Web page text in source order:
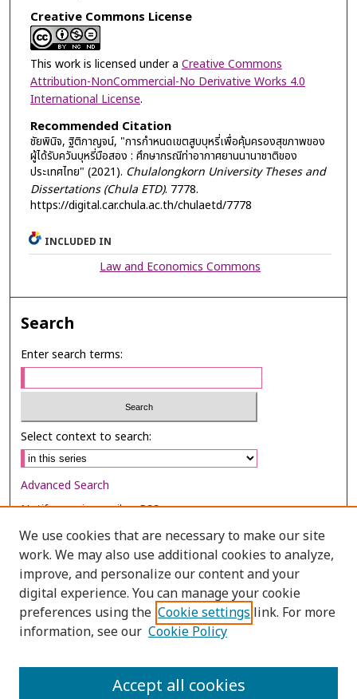
Creative Commons License
This work is licensed under a Creative Commons
Attribution-NonCommercial-No Derivative Works 4.0
International License.
Recommended Citation
ชัยพินิจ, ฐิติกาญจน์, "การกำหนดเขตสูบบุหรี่เพื่อคุ้มครองสุขภาพของ
ผู้ได้รับควันบุหรี่มือสอง : ศึกษากรณีท่าอากาศยานนานาชาติของ
ประเทศไทย" (2021). Chulalongkorn University Theses and
Dissertations (Chula ETD). 7778.
https://digital.car.chula.ac.th/chulaetd/7778
INCLUDED IN
Law and Economics Commons
Search
Enter search terms:
Select context to search:
Advanced Search
Notify me via email orRSS
Browse
Collections
Disciplines
Authors
We use cookies that are necessary to make our site
work. We may also use additional cookies to analyze,
improve, and personalize our content and your
digital experience. You can manage your cookie
preferences using the Cookie settings link. For more
information, see our Cookie Policy
Accept all cookies